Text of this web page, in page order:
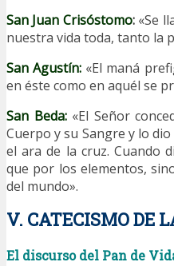
San Juan Crisóstomo: «Se
nuestra vida toda, tanto la
San Agustín: «El maná
en éste como en aquél se
San Beda: «El Señor
Cuerpo y su Sangre y lo
el ara de la cruz. Cuando
que por los elementos,
del mundo».
V. CATECISMO DE
El discurso del Pan de